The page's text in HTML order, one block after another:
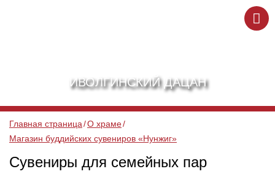
ИВОЛГИНСКИЙ ДАЦАН
Главная страница О храме
Магазин буддийских сувениров «Нунжиг»
Сувениры для семейных пар